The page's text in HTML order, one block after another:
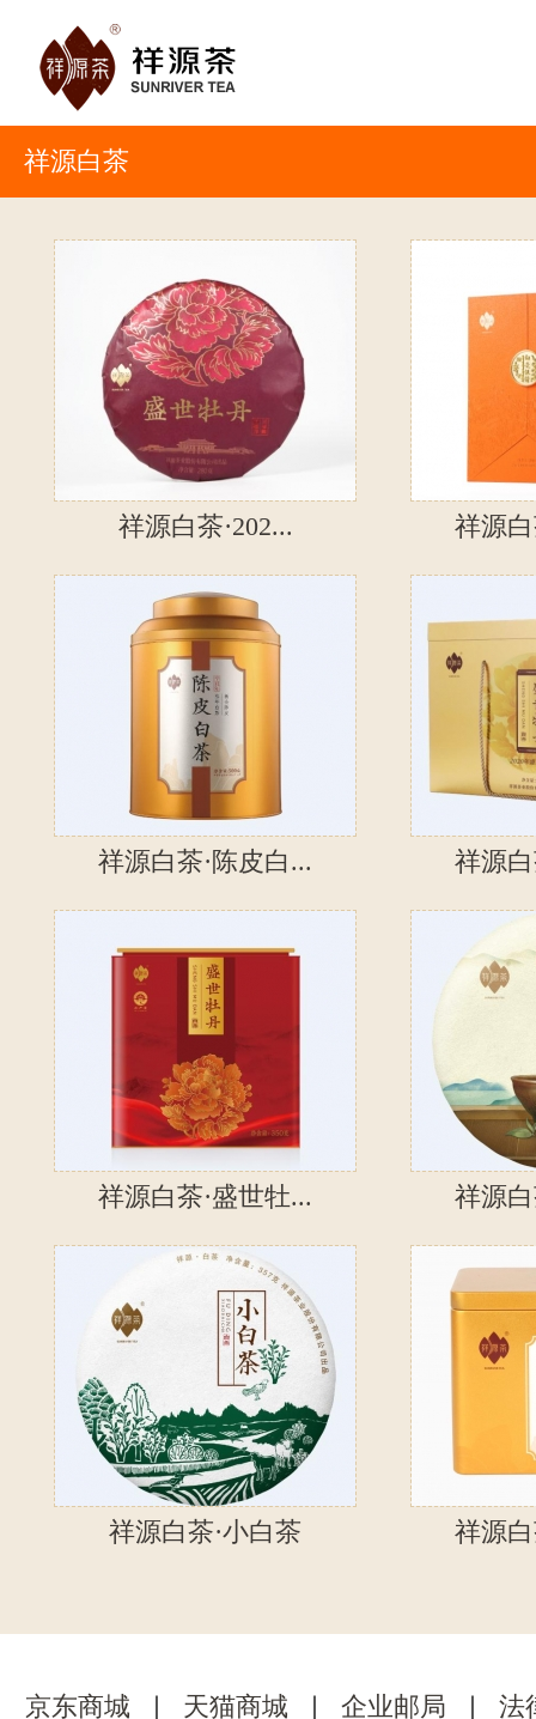
祥源白茶
祥源白茶·202... 祥源
祥源白茶·陈皮白... 祥源
祥源白茶·盛世牡... 祥源
祥源白茶·小白茶 祥源
京东商城 ｜ 天猫商城 ｜ 企业邮局 ｜ 法